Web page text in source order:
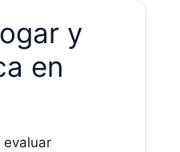
y
en
evaluar